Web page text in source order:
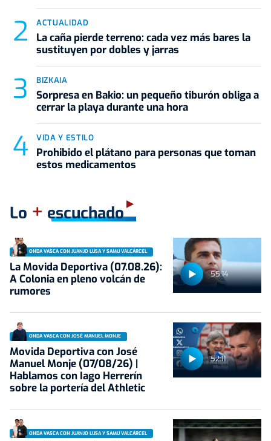
ACTUALIDAD
La caña pierde terreno: cada vez más bares la
sustituyen por dobles y jarras
BIZKAIA
Sorpresa en Bakio: un pequeño tiburón obliga a
cerrar la playa durante una hora
VIDA Y ESTILO
Prohibido el plátano para personas que toman
estos medicamentos
Lo + escuchado
55:14
ONDA VASCA CON JUANJO LUSA Y SAMU VALCÁRCEL
La Movida Deportiva (07.08.26):
A Colonia en pleno volcán de
rumores
52:11
ONDA VASCA CON JOSÉ MANUEL MONJE
Movida Deportiva con José
Manuel Monje (07/08/26) |
Hablamos con Iago Herrerín
sobre la portería del Athletic
ONDA VASCA CON JUANJO LUSA Y SAMU VALCÁRCEL